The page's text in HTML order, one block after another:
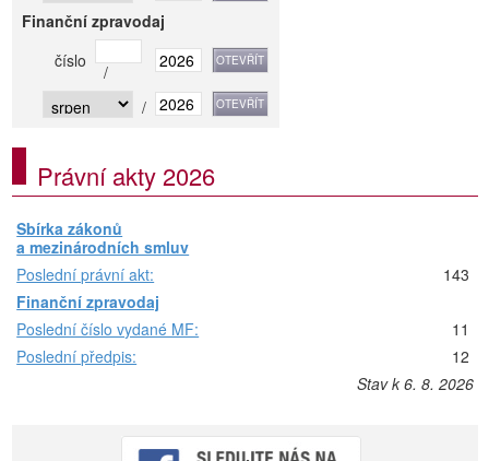
Finanční zpravodaj
číslo
/
/
Právní akty 2026
Sbírka zákonů
a mezinárodních smluv
Poslední právní akt:
143
Finanční zpravodaj
Poslední číslo vydané MF:
11
Poslední předpis:
12
Stav k 6. 8. 2026